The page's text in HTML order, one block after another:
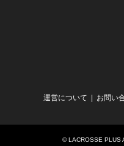
運営について お問い
©LACROSSE PLUS